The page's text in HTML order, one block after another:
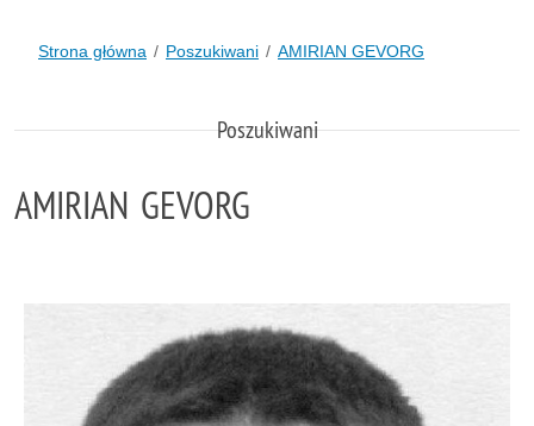
Strona główna Poszukiwani AMIRIAN GEVORG
Poszukiwani
AMIRIAN GEVORG